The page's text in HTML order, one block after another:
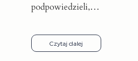
podpowiedzieli,…
Czytaj dalej